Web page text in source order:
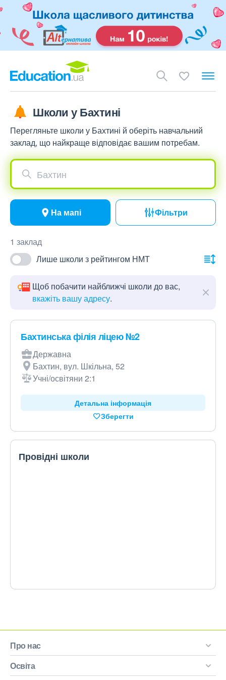
Школи у Бахтині
Перегляньте школи у Бахтині й оберіть навчальний
заклад, що найкраще відповідає вашим потребам.
Бахтин
На мапі Фільтри
1 заклад
Лише школи з рейтингом НМТ
Щоб побачити найближчі школи до вас,
вкажіть вашу адресу.
Бахтинська філія ліцею №2
Державна
Бахтин, вул. Шкільна, 52
Учні/освітяни 2:1
Детальна інформація
Зберегти
Провідні школи
Про нас
Освіта